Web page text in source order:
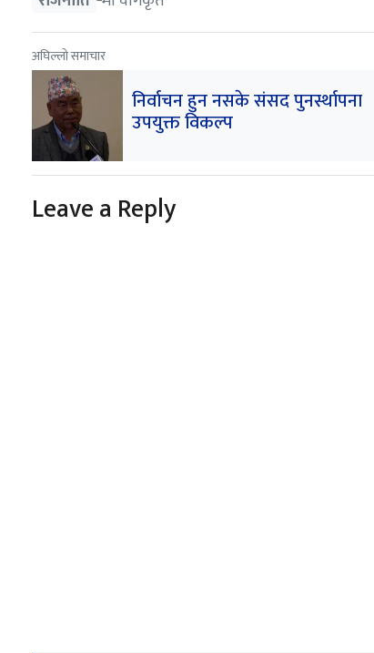
अघिल्लो समाचार
निर्वाचन हुन नसके संसद पुनर्स्थापना
उपयुक्त विकल्प
Leave a Reply